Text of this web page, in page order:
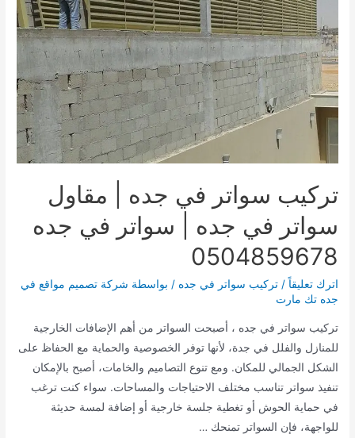
تركيب سواتر في جده | مقاول
سواتر في جده | سواتر في جده
0504859678
اترك تعليقاً /تركيب سواتر في جده / بواسطة شركة تصميم مواقع في
جده تك مارت
تركيب سواتر في جده ، أصبحت السواتر من أهم الإضافات الخارجية
للمنازل والفلل في جدة، لأنها توفر الخصوصية والحماية مع الحفاظ على
الشكل الجمالي للمكان. ومع تنوع التصاميم والخامات، أصبح بالإمكان
تنفيذ سواتر تناسب مختلف الاحتياجات والمساحات. سواء كنت ترغب
في حماية الحوش أو تغطية جلسة خارجية أو إضافة لمسة حديثة
للواجهة، فإن السواتر تمنحك …
القائمة
القائمة